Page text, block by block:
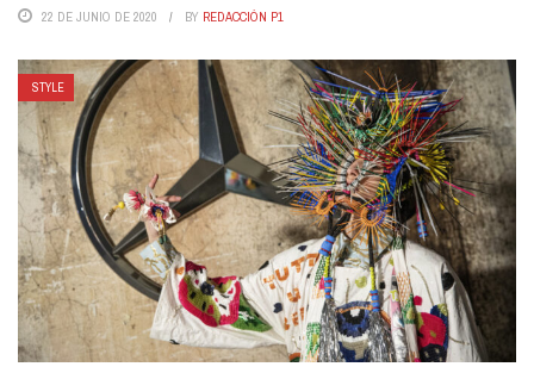
22 DE JUNIO DE 2020 BY REDACCIÓN P1
STYLE